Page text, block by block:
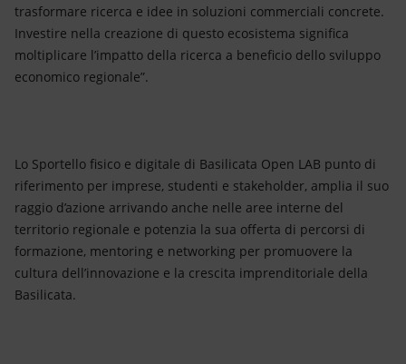
trasformare ricerca e idee in soluzioni commerciali concrete.
Investire nella creazione di questo ecosistema significa
moltiplicare l’impatto della ricerca a beneficio dello sviluppo
economico regionale”.
Lo Sportello fisico e digitale di Basilicata Open LAB punto di
riferimento per imprese, studenti e stakeholder, amplia il suo
raggio d’azione arrivando anche nelle aree interne del
territorio regionale e potenzia la sua offerta di percorsi di
formazione, mentoring e networking per promuovere la
cultura dell’innovazione e la crescita imprenditoriale della
Basilicata.